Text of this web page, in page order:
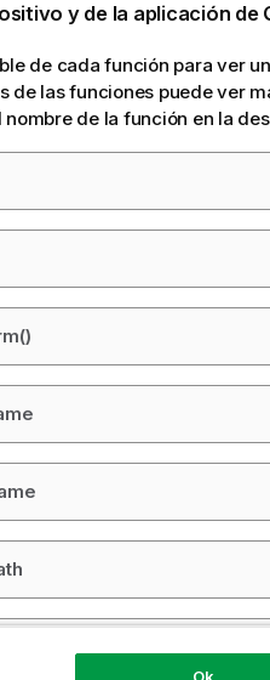
y de la aplicación de
de cada función para ver
de las funciones puede ver
de la función en la